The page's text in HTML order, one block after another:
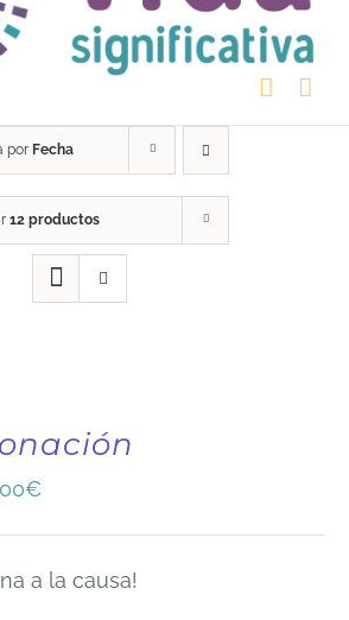
por Fecha
12 productos
€
a la causa!